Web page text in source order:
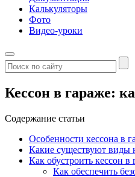
Калькуляторы
Фото
Видео-уроки
Кессон в гараже:
Содержание статьи
Особенности кессона в
Какие существуют виды
Как обустроить кессон в
Как обеспечить